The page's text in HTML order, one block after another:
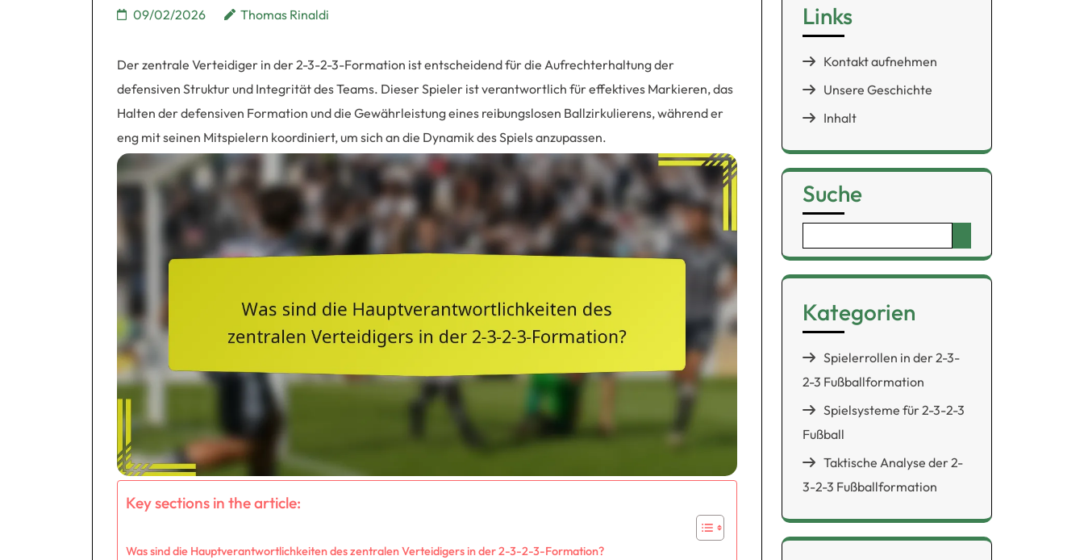
09/02/2026 Thomas Rinaldi
Der zentrale Verteidiger in der 2-3-2-3-Formation ist entscheidend für die Aufrechterhaltung der
defensiven Struktur und Integrität des Teams. Dieser Spieler ist verantwortlich für effektives Markieren, das
Halten der defensiven Formation und die Gewährleistung eines reibungslosen Ballzirkulierens, während er
eng mit seinen Mitspielern koordiniert, um sich an die Dynamik des Spiels anzupassen.
Key sections in the article:
Was sind die Hauptverantwortlichkeiten des zentralen Verteidigers in der 2-3-2-3-Formation?
Links
Kontakt aufnehmen
Unsere Geschichte
Inhalt
Suche
for:
Kategorien
Spielerrollen in der 2-3-
2-3 Fußballformation
Spielsysteme für 2-3-2-3
Fußball
Taktische Analyse der 2-
3-2-3 Fußballformation